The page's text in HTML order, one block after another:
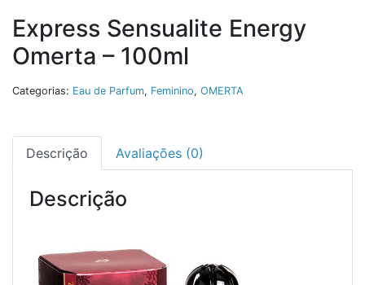
Express Sensualite Energy
Omerta – 100ml
Categorias: Eau de Parfum, Feminino, OMERTA
Descrição Avaliações (0)
Descrição